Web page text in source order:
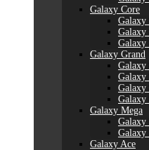
Galaxy Core
Galaxy
Galaxy
Galaxy
Galaxy Grand
Galaxy
Galaxy
Galaxy
Galaxy
Galaxy Mega
Galaxy
Galaxy
Galaxy Ace